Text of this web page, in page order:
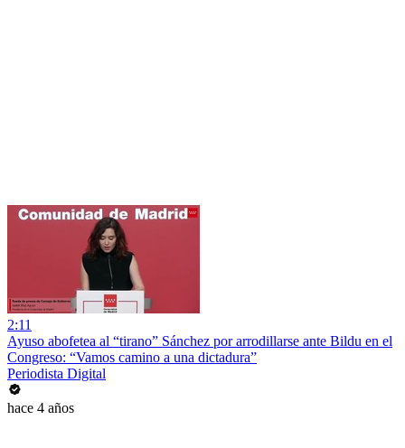
2:11
Ayuso abofetea al “tirano” Sánchez por arrodillarse ante Bildu en el
Congreso: “Vamos camino a una dictadura”
Periodista Digital
hace 4 años